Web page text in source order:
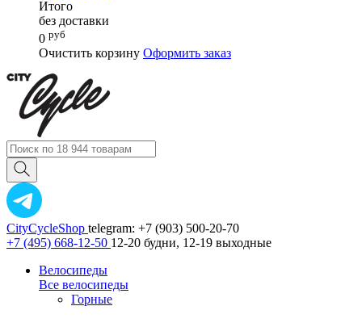
Итого
без доставки
0 руб
Очистить корзину Оформить заказ
CityCycleShop telegram: +7 (903) 500-20-70
+7 (495) 668-12-50 12-20 будни, 12-19 выходные
Велосипеды
Все велосипеды
Горные